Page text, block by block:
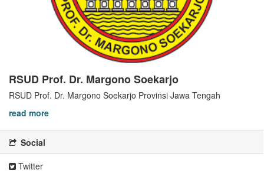
RSUD Prof. Dr. Margono Soekarjo
RSUD Prof. Dr. Margono Soekarjo Provinsi Jawa Tengah
read more
Social
Twitter